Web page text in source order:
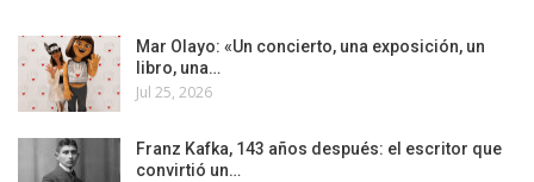
Mar Olayo: «Un concierto, una exposición, un
libro, una…
Jul 25, 2026
Franz Kafka, 143 años después: el escritor que
convirtió un…